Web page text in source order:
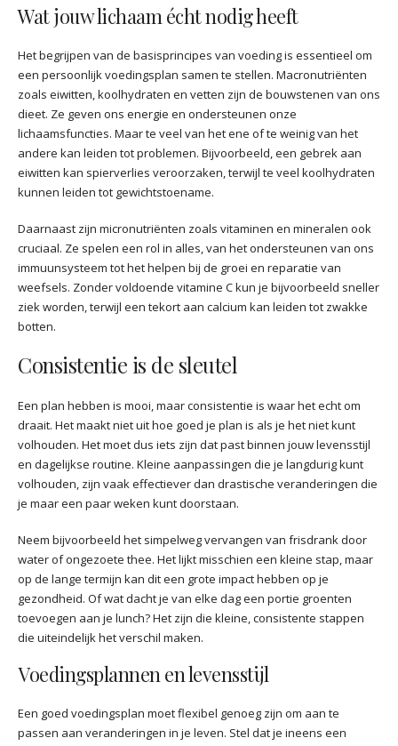
Wat jouw lichaam écht nodig heeft
Het begrijpen van de basisprincipes van voeding is essentieel om
een persoonlijk voedingsplan samen te stellen. Macronutriënten
zoals eiwitten, koolhydraten en vetten zijn de bouwstenen van ons
dieet. Ze geven ons energie en ondersteunen onze
lichaamsfuncties. Maar te veel van het ene of te weinig van het
andere kan leiden tot problemen. Bijvoorbeeld, een gebrek aan
eiwitten kan spierverlies veroorzaken, terwijl te veel koolhydraten
kunnen leiden tot gewichtstoename.
Daarnaast zijn micronutriënten zoals vitaminen en mineralen ook
cruciaal. Ze spelen een rol in alles, van het ondersteunen van ons
immuunsysteem tot het helpen bij de groei en reparatie van
weefsels. Zonder voldoende vitamine C kun je bijvoorbeeld sneller
ziek worden, terwijl een tekort aan calcium kan leiden tot zwakke
botten.
Consistentie is de sleutel
Een plan hebben is mooi, maar consistentie is waar het echt om
draait. Het maakt niet uit hoe goed je plan is als je het niet kunt
volhouden. Het moet dus iets zijn dat past binnen jouw levensstijl
en dagelijkse routine. Kleine aanpassingen die je langdurig kunt
volhouden, zijn vaak effectiever dan drastische veranderingen die
je maar een paar weken kunt doorstaan.
Neem bijvoorbeeld het simpelweg vervangen van frisdrank door
water of ongezoete thee. Het lijkt misschien een kleine stap, maar
op de lange termijn kan dit een grote impact hebben op je
gezondheid. Of wat dacht je van elke dag een portie groenten
toevoegen aan je lunch? Het zijn die kleine, consistente stappen
die uiteindelijk het verschil maken.
Voedingsplannen en levensstijl
Een goed voedingsplan moet flexibel genoeg zijn om aan te
passen aan veranderingen in je leven. Stel dat je ineens een